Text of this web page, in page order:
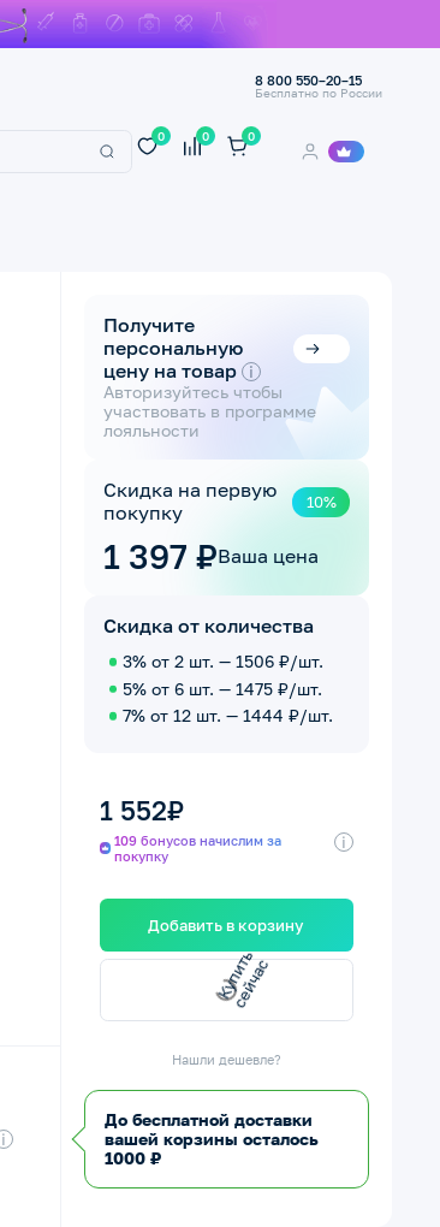
8 800 550–20–15
Бесплатно по России
0 0 0
i
Получите
персональную
цену на товар i
Авторизуйтесь чтобы
участвовать в программе
лояльности
Скидка на первую
покупку
10%
1 397 ₽Ваша цена
Скидка от количества
3% от 2 шт. — 1506 ₽/шт.
5% от 6 шт. — 1475 ₽/шт.
7% от 12 шт. — 1444 ₽/шт.
1 552₽
109 бонусов начислим за
покупку
i
Добавить в корзину
К
у
п
и
т
ь
с
е
й
ч
а
с
Нашли дешевле?
До бесплатной доставки
вашей корзины осталось
1000 ₽